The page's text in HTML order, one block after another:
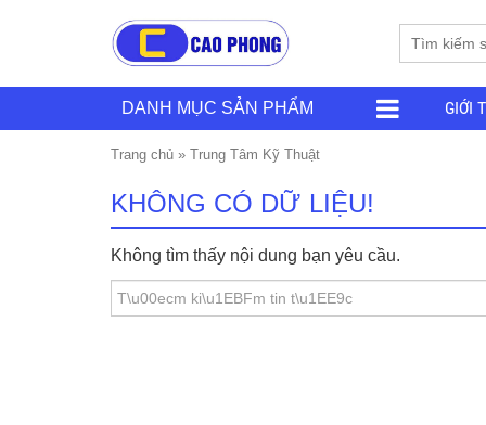
DANH MỤC SẢN PHẨM GIỚI
Trang chủ » Trung Tâm Kỹ Thuật
KHÔNG CÓ DỮ LIỆU!
Không tìm thấy nội dung bạn yêu cầu.